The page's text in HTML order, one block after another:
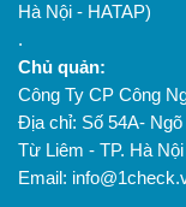
Hà Nội - HATAP)
.
Chủ quản:
Công Ty CP Công
Địa chỉ: Số 54A-
Từ Liêm - TP. Hà Nội
Email: